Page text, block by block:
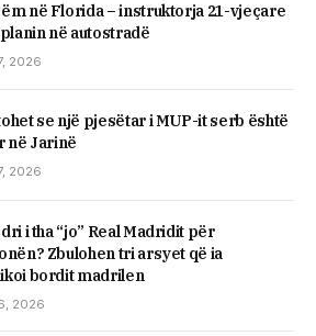
në Florida – instruktorja 21-vjeçare
në autostradë
2026
se një pjesëtar i MUP-it serb është
në Jarinë
2026
i tha “jo” Real Madridit për
Zbulohen tri arsyet që ia
bordit madrilen
2026